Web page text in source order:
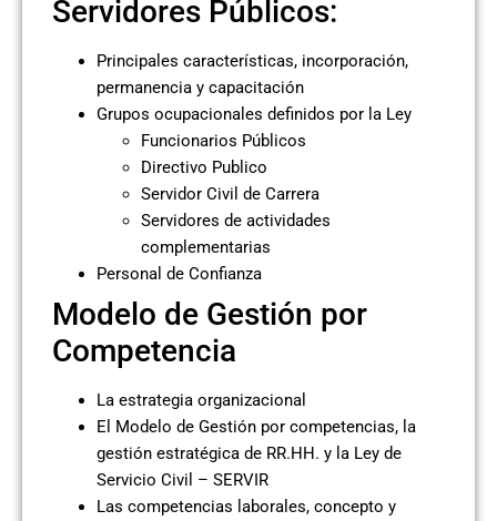
Servidores Públicos:
Principales características, incorporación,
permanencia y capacitación
Grupos ocupacionales definidos por la Ley
Funcionarios Públicos
Directivo Publico
Servidor Civil de Carrera
Servidores de actividades
complementarias
Personal de Confianza
Modelo de Gestión por
Competencia
La estrategia organizacional
El Modelo de Gestión por competencias, la
gestión estratégica de RR.HH. y la Ley de
Servicio Civil – SERVIR
Las competencias laborales, concepto y